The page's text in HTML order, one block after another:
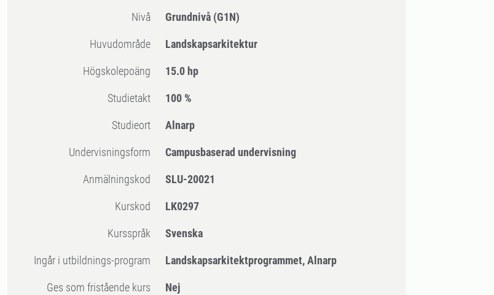
Nivå Grundnivå (G1N)
Huvudområde Landskapsarkitektur
högskolepoäng 15.0 hp
Studietakt 100 %
Studieort Alnarp
Undervisningsform Campusbaserad undervisning
Anmälningskod SLU-20021
Kurskod LK0297
Kursspråk Svenska
Ingår i utbildnings-program Landskapsarkitektprogrammet, Alnarp
Ges som fristående kurs Nej